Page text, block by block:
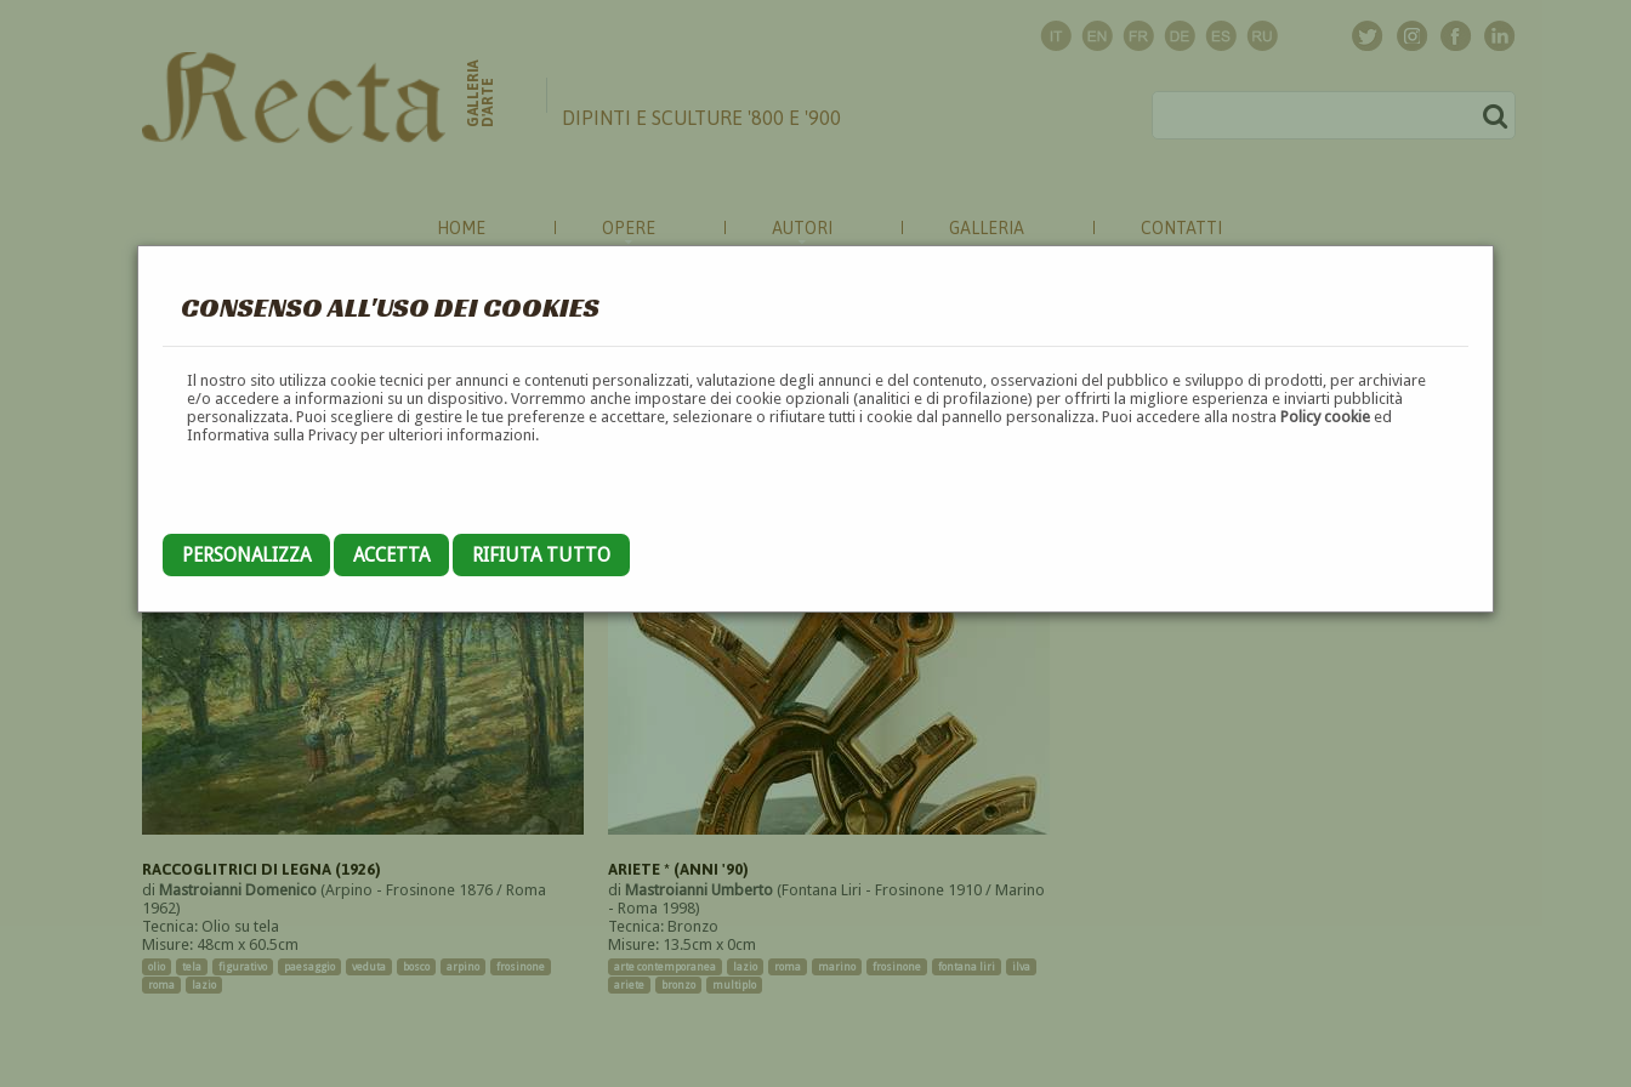
CONSENSO ALL'USO DEI COOKIES
Il nostro sito utilizza cookie tecnici per annunci e contenuti personalizzati, valutazione degli annunci e del contenuto, osservazioni del pubblico e sviluppo di prodotti, per archiviare
e/o accedere a informazioni su un dispositivo. Vorremmo anche impostare dei cookie opzionali (analitici e di profilazione) per offrirti la migliore esperienza e inviarti pubblicità
personalizzata. Puoi scegliere di gestire le tue preferenze e accettare, selezionare o rifiutare tutti i cookie dal pannello personalizza. Puoi accedere alla nostraPolicy cookie ed
Informativa sulla Privacy per ulteriori informazioni.
PERSONALIZZA ACCETTA RIFIUTA TUTTO
GALLERIAD'ARTE DIPINTI E SCULTURE '800 E '900
HOME OPERE AUTORI GALLERIA CONTATTI
FROSINONE
A B C D E F G H I J K L M N O P Q R S T U V W X Y Z
RACCOGLITRICI DI LEGNA (1926)
di Mastroianni Domenico (Arpino - Frosinone 1876 / Roma
1962)
Tecnica: Olio su tela
Misure: 48cm x 60.5cm
olio tela figurativo paesaggio veduta bosco arpino
frosinone
roma
lazio
ARIETE * (ANNI '90)
di Mastroianni Umberto (Fontana Liri - Frosinone 1910 / Marino
- Roma 1998)
Tecnica: Bronzo
Misure: 13.5cm x 0cm
arte contemporanea lazio roma marino frosinone fontana liri
ilva
ariete
bronzo multiplo